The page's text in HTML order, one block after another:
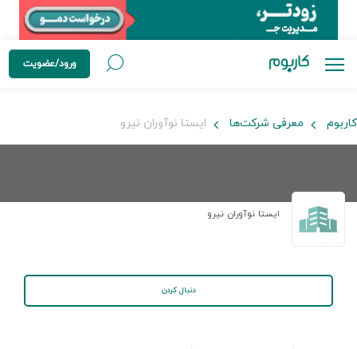
ورود/عضویت
کاربوم معرفی شرکت‌ها ایستا نوآوران نیرو
ایستا نوآوران نیرو
دنبال کردن